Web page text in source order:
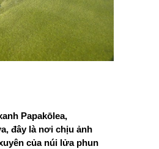
Papakōlea,
đây là nơi chịu ảnh
của núi lửa phun